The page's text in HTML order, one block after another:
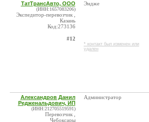
ТатТрансАвто, ООО
(ИНН:1657083206)
Экспедитор-перевозчик ,
Казань
Код:273136
#12
Эндже
* контакт был изменен или
удален
Александров Данил
Редженальдович, ИП
(ИНН:212705519591)
Перевозчик ,
Чебоксары
Администратор